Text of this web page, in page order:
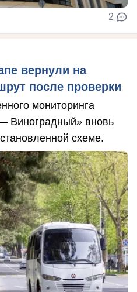
2
вернули на
после проверки
мониторинга
Виноградный» вновь
схеме.